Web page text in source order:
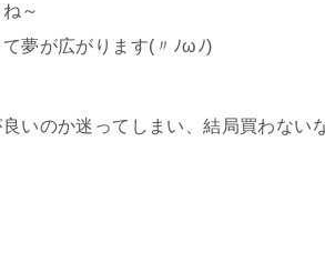
～
夢が広がります(〃ﾉωﾉ)
いのか迷ってしまい、結局買わない